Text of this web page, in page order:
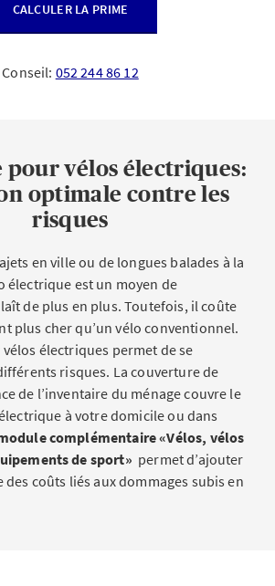
CALCULER LA PRIME
Conseil: 052 244 86 12
pour vélos électriques:
optimale contre les
risques
en ville ou de longues balades à la
électrique est un moyen de
de plus en plus. Toutefois, il coûte
plus cher qu’un vélo conventionnel.
vélos électriques permet de se
risques. La couverture de
de l’inventaire du ménage couvre le
à votre domicile ou dans
complémentaire «Vélos, vélos
de sport» permet d’ajouter
des coûts liés aux dommages subis en